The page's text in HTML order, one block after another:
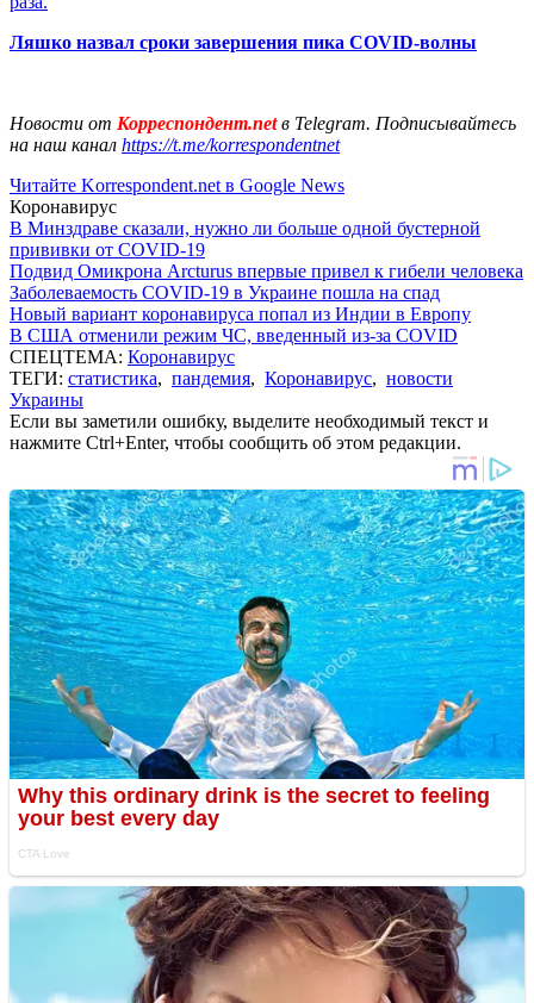
Ляшко назвал сроки завершения пика COVID-волны
Новости от Корреспондент.netв Telegram. Подписывайтесь
на наш канал https://t.me/korrespondentnet
Читайте Korrespondent.net в Google News
Коронавирус
В Минздраве сказали, нужно ли больше одной бустерной
прививки от COVID-19
Подвид Омикрона Arcturus впервые привел к гибели человека
Заболеваемость COVID-19 в Украине пошла на спад
Новый вариант коронавируса попал из Индии в Европу
В США отменили режим ЧС, введенный из-за COVID
СПЕЦТЕМА: Коронавирус
ТЕГИ: статистика, пандемия, Коронавирус, новости
Украины
Если вы заметили ошибку, выделите необходимый текст и
нажмите Ctrl+Enter, чтобы сообщить об этом редакции.